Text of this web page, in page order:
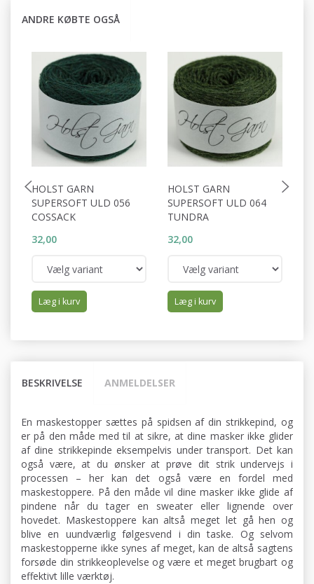
ANDRE KØBTE OGSÅ
HOLST GARN
SUPERSOFT ULD 056
COSSACK
32,00
Læg i kurv
HOLST GARN
SUPERSOFT ULD 064
TUNDRA
32,00
Læg i kurv
BESKRIVELSE ANMELDELSER
En maskestopper sættes på spidsen af din strikkepind, og
er på den måde med til at sikre, at dine masker ikke glider
af dine strikkepinde eksempelvis under transport. Det kan
også være, at du ønsker at prøve dit strik undervejs i
processen – her kan det også være en fordel med
maskestoppere. På den måde vil dine masker ikke glide af
pindene når du tager en sweater eller lignende over
hovedet. Maskestoppere kan altså meget let gå hen og
blive en uundværlig følgesvend i din taske. Og selvom
maskestopperne ikke synes af meget, kan de altså sagtens
forsøde din strikkeoplevelse og være et meget brugbart og
effektivt lille værktøj.